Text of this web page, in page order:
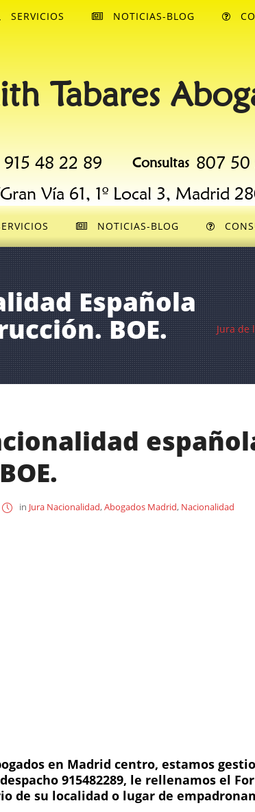
Tabares
915 48 22 89 Consultas 807 50
Vía 61, 1º Local 3, Madrid
NOTICIAS-BLOG
SERVICIOS NOTICIAS-BLOG
Española
BOE.
Jura de
in Jura Nacionalidad,Abogados Madrid, Nacionalidad
en Madrid centro, estamos
915482289, le rellenamos el
de su localidad o lugar de